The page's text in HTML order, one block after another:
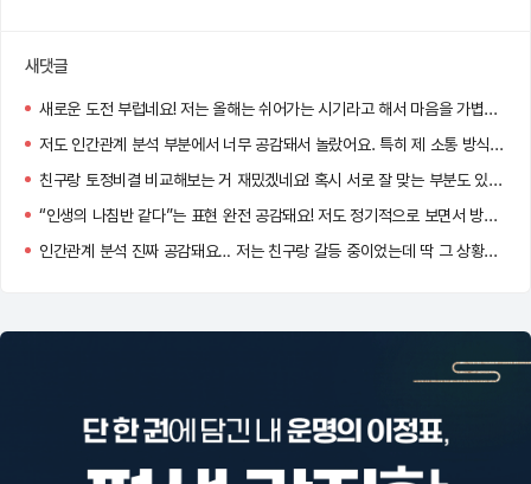
새댓글
새로운 도전 부럽네요! 저는 올해는 쉬어가는 시기라고 해서 마음을 가볍게 먹고 있어요~
저도 인간관계 분석 부분에서 너무 공감돼서 놀랐어요. 특히 제 소통 방식이 그대로 설명돼 있더라고요!
친구랑 토정비결 비교해보는 거 재밌겠네요! 혹시 서로 잘 맞는 부분도 있었나요?
“인생의 나침반 같다”는 표현 완전 공감돼요! 저도 정기적으로 보면서 방향을 다시 잡고 있어요 :)
인간관계 분석 진짜 공감돼요… 저는 친구랑 갈등 중이었는데 딱 그 상황이 나와서 놀랐어요!